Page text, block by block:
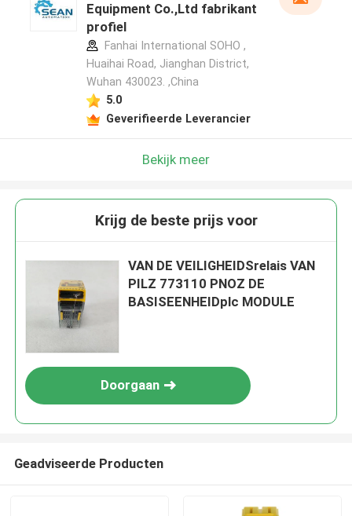
Equipment Co.,Ltd fabrikant
profiel
Fanhai International SOHO ,
Huaihai Road, Jianghan District,
Wuhan 430023. ,China
5.0
Geverifieerde Leverancier
Bekijk meer
Krijg de beste prijs voor
VAN DE VEILIGHEIDSrelais VAN
PILZ 773110 PNOZ DE
BASISEENHEIDplc MODULE
Doorgaan
Geadviseerde Producten